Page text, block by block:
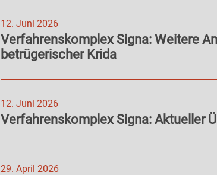
12. Juni 2026
Verfahrenskomplex Signa: Weitere
betrügerischer Krida
12. Juni 2026
Verfahrenskomplex Signa: Aktueller
29. April 2026